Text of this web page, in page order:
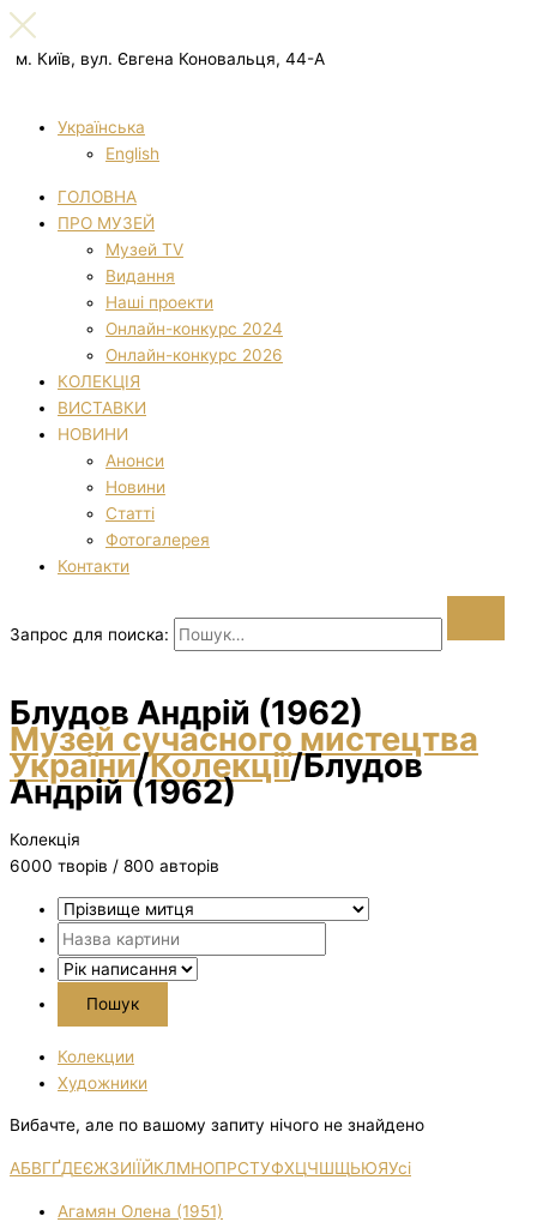
м. Київ, вул. Євгена Коновальця, 44-А
Українська
English
ГОЛОВНА
ПРО МУЗЕЙ
Музей TV
Видання
Наші проекти
Онлайн-конкурс 2024
Онлайн-конкурс 2026
КОЛЕКЦІЯ
ВИСТАВКИ
НОВИНИ
Анонси
Новини
Статті
Фотогалерея
Контакти
Запрос для поиска:
Блудов Андрій (1962)
Музей сучасного мистецтва
України/Колекції/Блудов
Андрій (1962)
Колекція
6000 творiв / 800 авторів
Колекции
Художники
Вибачте, але по вашому запиту нічого не знайдено
АБВГҐДЕЄЖЗИІЇЙКЛМНОПРСТУФХЦЧШЩЬЮЯУсі
Агамян Олена (1951)